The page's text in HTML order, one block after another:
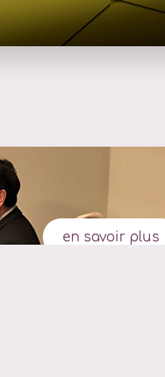
en savoir plus